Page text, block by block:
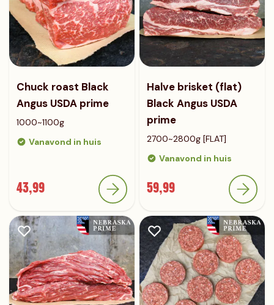
Chuck roast Black
Angus USDA prime
1000~1100g
Vanavond in huis
43,99
Halve brisket (flat)
Black Angus USDA
prime
2700~2800g [FLAT]
Vanavond in huis
59,99